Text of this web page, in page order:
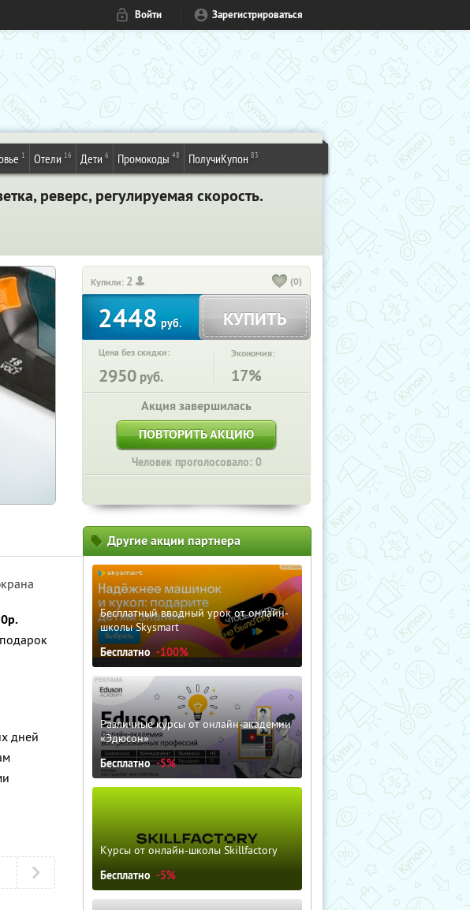
Войти Зарегистрироваться
1 Отели 16 Дети 6 Промокоды 48 ПолучиКупон 83
реверс, регулируемая скорость.
Купили: 2 (0)
2448руб. КУПИТЬ
Цена без скидки:
2950 руб.
Экономия:
17%
Акция завершилась
ПОВТОРИТЬ АКЦИЮ
Человек проголосовало: 0
дней
Другие акции партнера
Бесплатный вводный урок от онлайн-
школы Skysmart
Бесплатно -100%
Различные курсы от онлайн-академии
«Эдюсон»
Бесплатно -5%
Курсы от онлайн-школы Skillfactory
Бесплатно -5%